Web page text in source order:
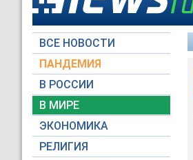
ВСЕ НОВОСТИ
ПАНДЕМИЯ
В РОССИИ
В МИРЕ
ЭКОНОМИКА
РЕЛИГИЯ